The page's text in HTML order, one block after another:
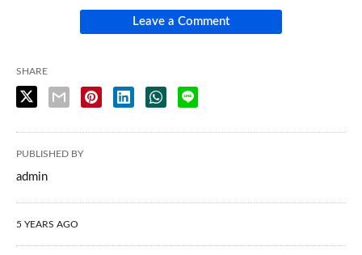
Leave a Comment
SHARE
PUBLISHED BY
admin
5 YEARS AGO